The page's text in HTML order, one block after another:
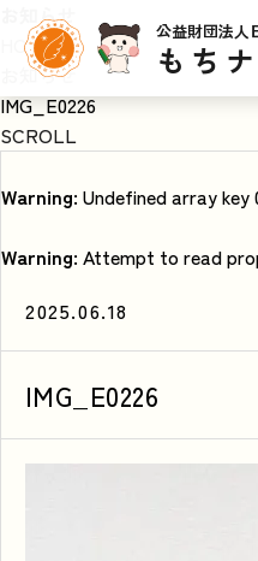
公益財団法人
もち
お知らせ
HOME
お知らせ
IMG_E0226
SCROLL
Warning: Undefined array key
Warning: Attempt to read
2025.06.18
IMG_E0226